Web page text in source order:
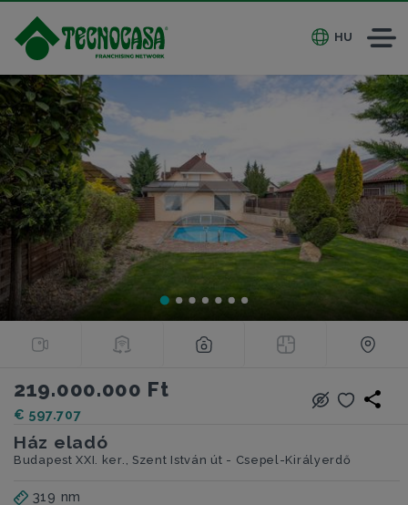
HU
219.000.000 Ft
€ 597.707
Ház eladó
Budapest XXI. ker., Szent István út - Csepel-Királyerdő
319 nm